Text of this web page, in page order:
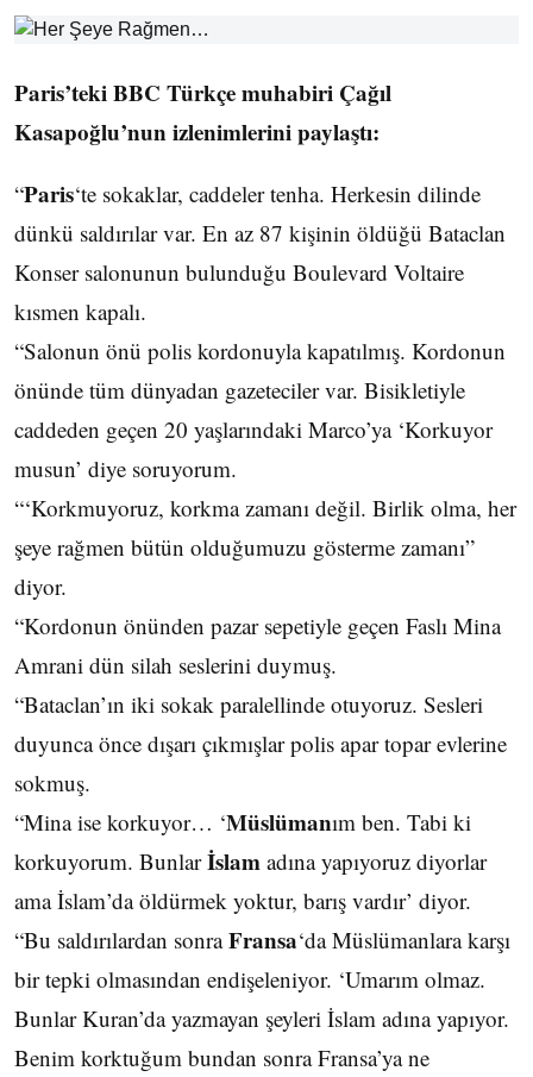
Paris’teki BBC Türkçe muhabiri Çağıl
Kasapoğlu’nun izlenimlerini paylaştı:
“Paris‘te sokaklar, caddeler tenha. Herkesin dilinde
dünkü saldırılar var. En az 87 kişinin öldüğü Bataclan
Konser salonunun bulunduğu Boulevard Voltaire
kısmen kapalı.
“Salonun önü polis kordonuyla kapatılmış. Kordonun
önünde tüm dünyadan gazeteciler var. Bisikletiyle
caddeden geçen 20 yaşlarındaki Marco’ya ‘Korkuyor
musun’ diye soruyorum.
“‘Korkmuyoruz, korkma zamanı değil. Birlik olma, her
şeye rağmen bütün olduğumuzu gösterme zamanı”
diyor.
“Kordonun önünden pazar sepetiyle geçen Faslı Mina
Amrani dün silah seslerini duymuş.
“Bataclan’ın iki sokak paralellinde otuyoruz. Sesleri
duyunca önce dışarı çıkmışlar polis apar topar evlerine
sokmuş.
“Mina ise korkuyor… ‘Müslümanım ben. Tabi ki
korkuyorum. Bunlarİslam adına yapıyoruz diyorlar
ama İslam’da öldürmek yoktur, barış vardır’ diyor.
“Bu saldırılardan sonraFransa‘da Müslümanlara karşı
bir tepki olmasından endişeleniyor. ‘Umarım olmaz.
Bunlar Kuran’da yazmayan şeyleri İslam adına yapıyor.
Benim korktuğum bundan sonra Fransa’ya ne